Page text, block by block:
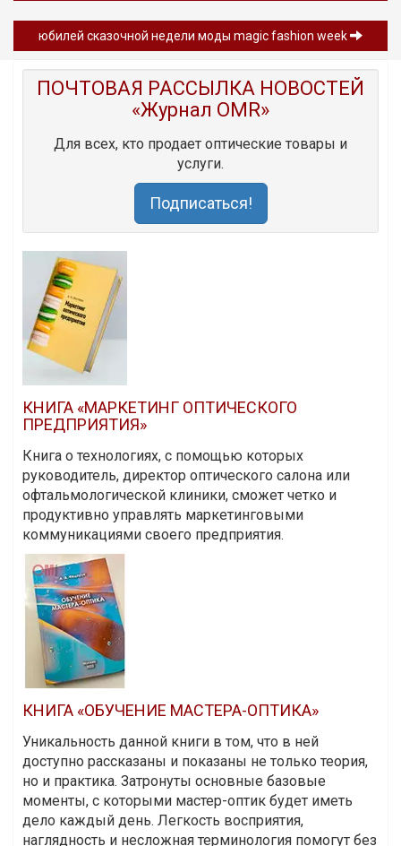
юбилей сказочной недели моды magic fashion week
ПОЧТОВАЯ РАССЫЛКА НОВОСТЕЙ
«Журнал OMR»
Для всех, кто продает оптические товары и
услуги.
Подписаться!
КНИГА «МАРКЕТИНГ ОПТИЧЕСКОГО
ПРЕДПРИЯТИЯ»
Книга о технологиях, с помощью которых
руководитель, директор оптического салона или
офтальмологической клиники, сможет четко и
продуктивно управлять маркетинговыми
коммуникациями своего предприятия.
КНИГА «ОБУЧЕНИЕ МАСТЕРА-ОПТИКА»
Уникальность данной книги в том, что в ней
доступно рассказаны и показаны не только теория,
но и практика. Затронуты основные базовые
моменты, с которыми мастер-оптик будет иметь
дело каждый день. Легкость восприятия,
наглядность и несложная терминология помогут без